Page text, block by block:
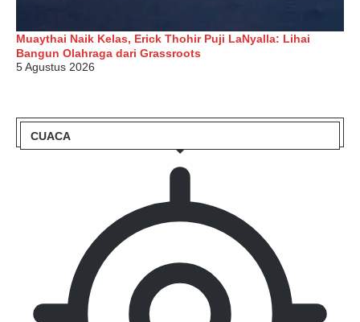
Muaythai Naik Kelas, Erick Thohir Puji LaNyalla: Lihai
Bangun Olahraga dari Grassroots
5 Agustus 2026
CUACA